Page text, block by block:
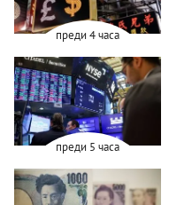
преди 4 часа
преди 5 часа